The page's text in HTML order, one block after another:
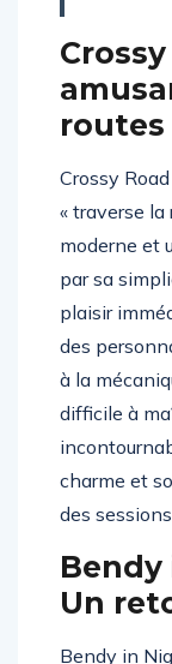
Crossy
« traverse
moderne et
par sa
plaisir
des
à la
difficile à
charme et
Bendy
Un